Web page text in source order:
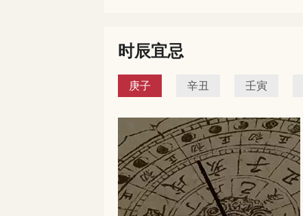
时辰宜忌
庚子 辛丑 壬寅